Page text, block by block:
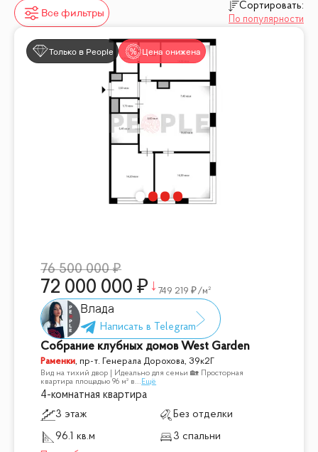
Все фильтры
Сортировать:
По популярности
Только в People Цена снижена
76 500 000
72 000 000 749 219 /м²
Влада
Собрание клубных домов West Garden
Раменки,пр-т. Генерала Дорохова, 39к2Г
Вид на тихий двор | Идеально для семьи 🏡 Просторная
квартира площадью 96 м² в... Ещё
4-комнатная квартира
3 этаж
Без отделки
96.1 кв.м
3 спальни